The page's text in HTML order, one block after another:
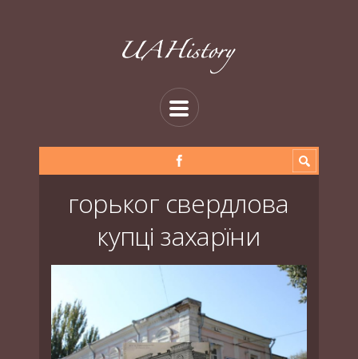
горьког свердлова
купці захарїни